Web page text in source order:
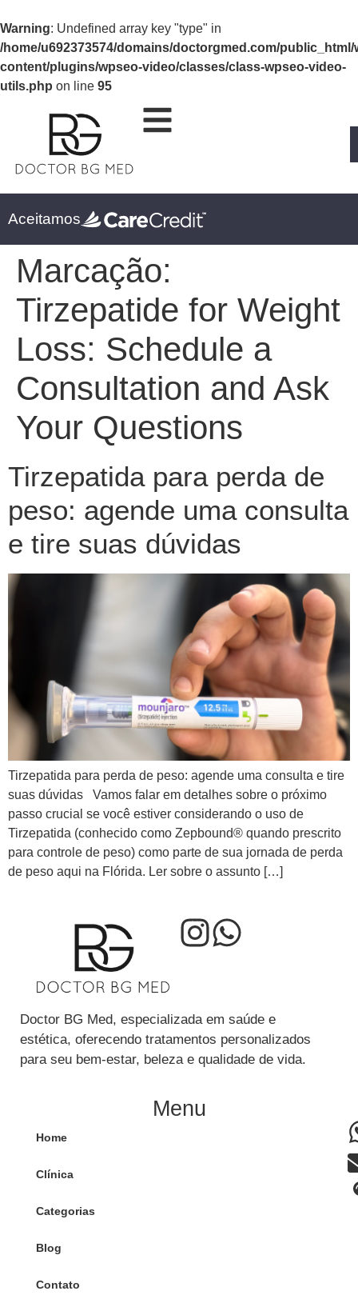
Warning: Undefined array key "type" in
/home/u692373574/domains/doctorgmed.com/public_html/
content/plugins/wpseo-video/classes/class-wpseo-video-
utils.php on line 95
Aceitamos
Marcação:
Tirzepatide for Weight
Loss: Schedule a
Consultation and Ask
Your Questions
Tirzepatida para perda de
peso: agende uma consulta
e tire suas dúvidas
Tirzepatida para perda de peso: agende uma consulta e tire
suas dúvidas Vamos falar em detalhes sobre o próximo
passo crucial se você estiver considerando o uso de
Tirzepatida (conhecido como Zepbound® quando prescrito
para controle de peso) como parte de sua jornada de perda
de peso aqui na Flórida. Ler sobre o assunto […]
Doctor BG Med, especializada em saúde e
estética, oferecendo tratamentos personalizados
para seu bem-estar, beleza e qualidade de vida.
Menu
Home
Clínica
Categorias
Blog
Contato